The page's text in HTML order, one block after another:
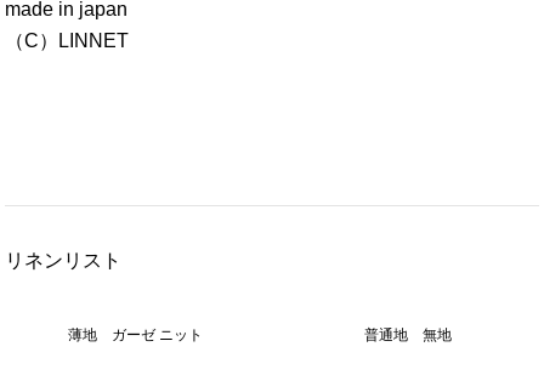
made in japan
（C）LINNET
リネンリスト
薄地 ガーゼ ニット 普通地 無地